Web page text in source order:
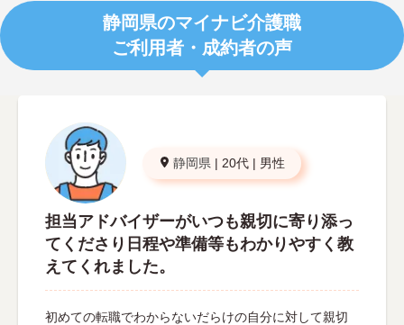
静岡県のマイナビ介護職
ご利用者・成約者の声
静岡県 | 20代 | 男性
担当アドバイザーがいつも親切に寄り添っ
てくださり日程や準備等もわかりやすく教
えてくれました。
初めての転職でわからないだらけの自分に対して親切